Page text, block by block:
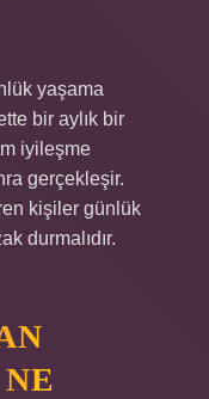
yaşama
bir aylık bir
iyileşme
gerçekleşir.
kişiler günlük
durmalıdır.